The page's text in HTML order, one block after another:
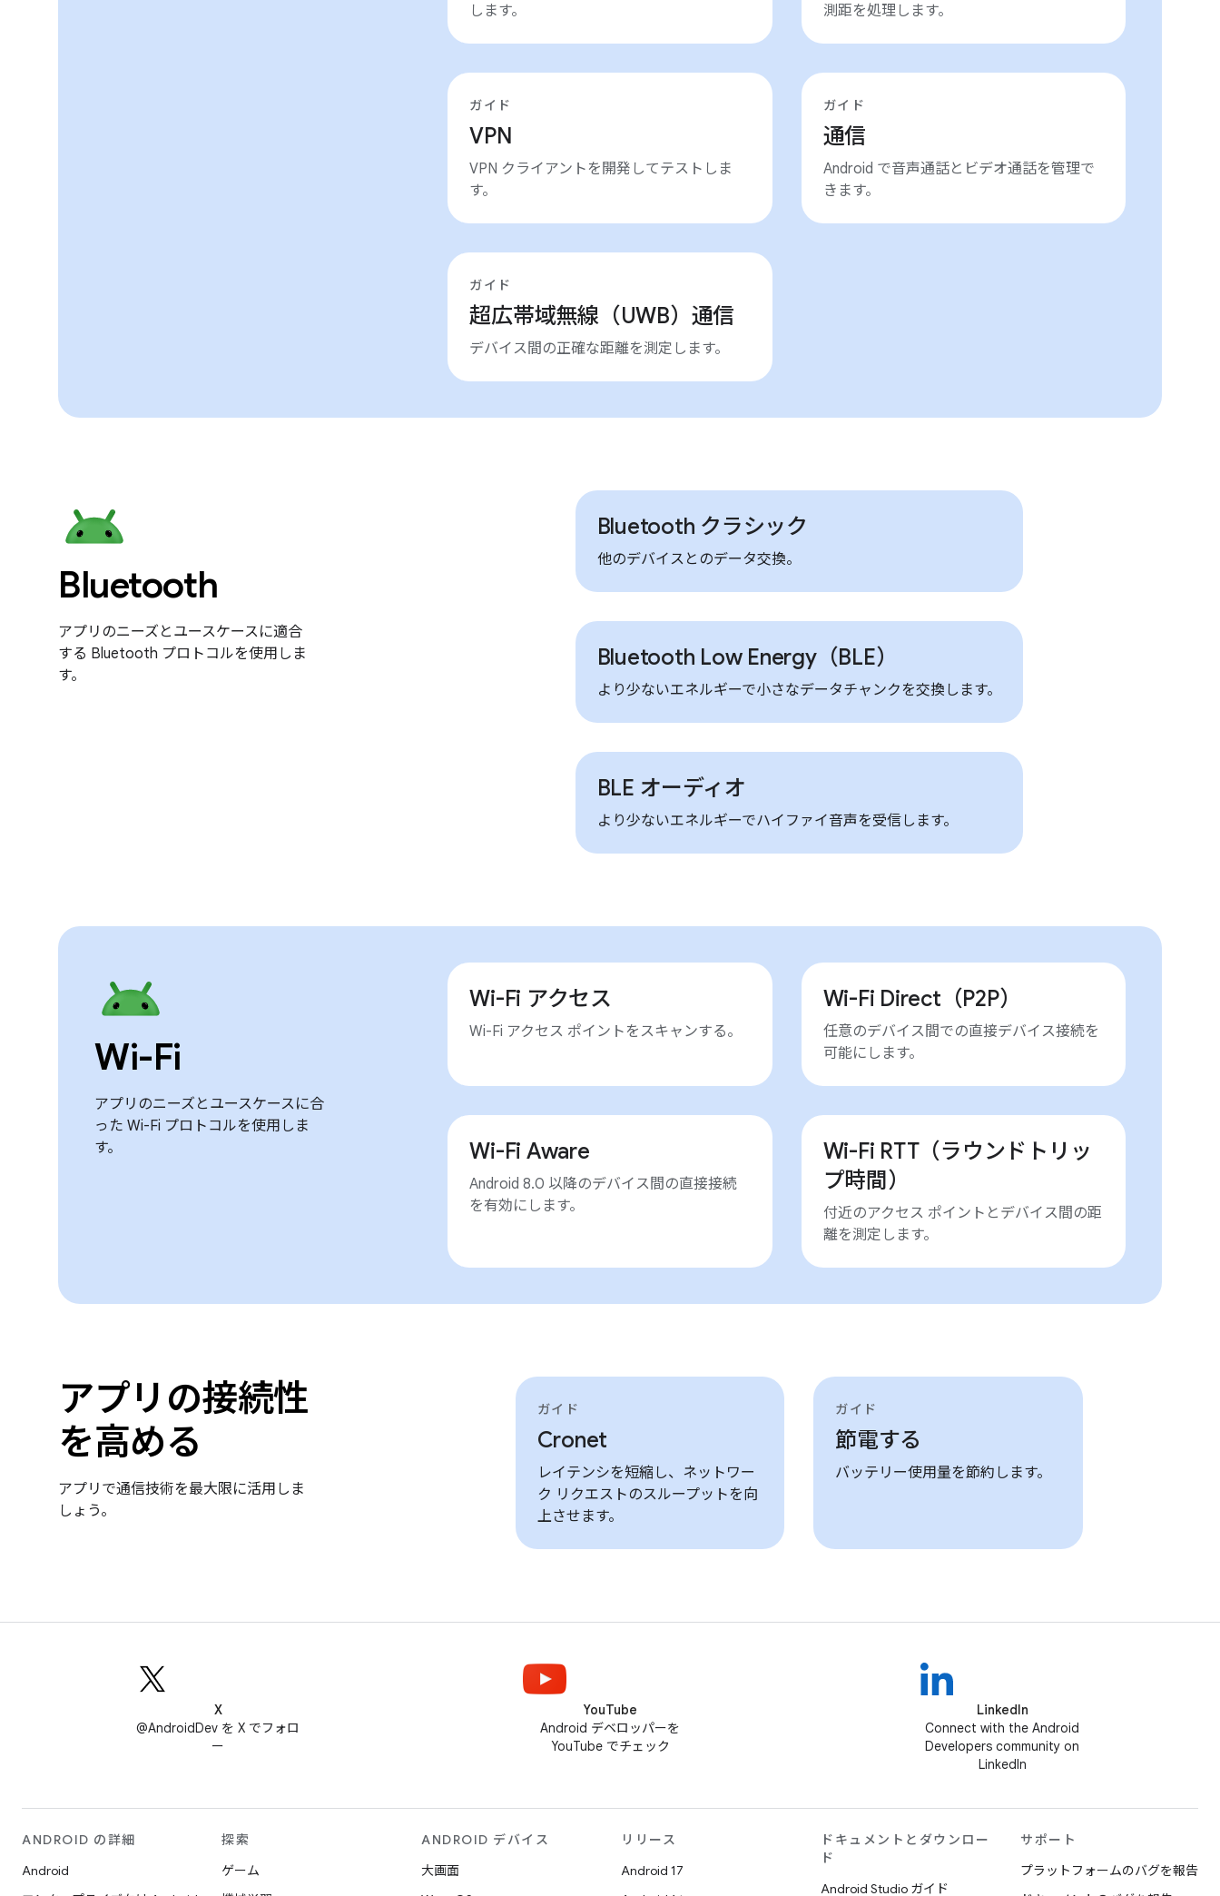
します。
測距を処理します。
ガイド
VPN
VPN クライアントを開発してテストしま
す。
ガイド
通信
Android で音声通話とビデオ通話を管理で
きます。
ガイド
超広帯域無線（UWB）通信
デバイス間の正確な距離を測定します。
Bluetooth
アプリのニーズとユースケースに適合
する Bluetooth プロトコルを使用しま
す。
Bluetooth クラシック
他のデバイスとのデータ交換。
Bluetooth Low Energy（BLE）
より少ないエネルギーで小さなデータチャンクを交換します。
BLE オーディオ
より少ないエネルギーでハイファイ音声を受信します。
Wi-Fi
アプリのニーズとユースケースに合
った Wi-Fi プロトコルを使用しま
す。
Wi-Fi アクセス
Wi-Fi アクセス ポイントをスキャンする。
Wi-Fi Direct（P2P）
任意のデバイス間での直接デバイス接続を
可能にします。
Wi-Fi Aware
Android 8.0 以降のデバイス間の直接接続
を有効にします。
Wi-Fi RTT（ラウンドトリッ
プ時間）
付近のアクセス ポイントとデバイス間の距
離を測定します。
アプリの接続性
を高める
アプリで通信技術を最大限に活用しま
しょう。
ガイド
Cronet
レイテンシを短縮し、ネットワー
ク リクエストのスループットを向
上させます。
ガイド
節電する
バッテリー使用量を節約します。
X
@AndroidDev を X でフォロ
ー
YouTube
Android デベロッパーを
YouTube でチェック
LinkedIn
Connect with the Android
Developers community on
LinkedIn
ANDROID の詳細
Android
探索
ゲーム
ANDROID デバイス
大画面
リリース
Android 17
ドキュメントとダウンロー
ド
Android Studio ガイド
サポート
プラットフォームのバグを報告